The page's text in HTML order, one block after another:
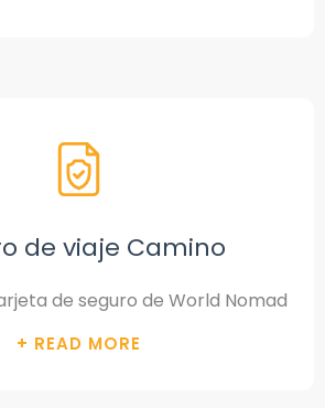
de viaje Camino
de seguro de World Nomad